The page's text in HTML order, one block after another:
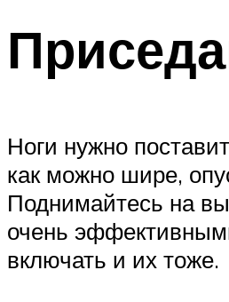
Ноги нужно
как можно шире,
Поднимайтесь на
очень
включать и их тоже.